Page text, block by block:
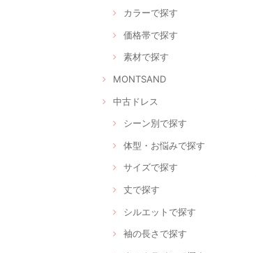
カラーで探す
価格帯で探す
素材で探す
MONTSAND
中古ドレス
シーン別で探す
体型・お悩みで探す
サイズで探す
丈で探す
シルエットで探す
袖の長さで探す